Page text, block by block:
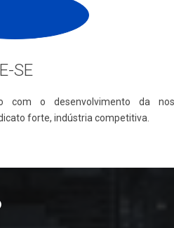
SE
com o desenvolvimento da
forte, indústria competitiva.